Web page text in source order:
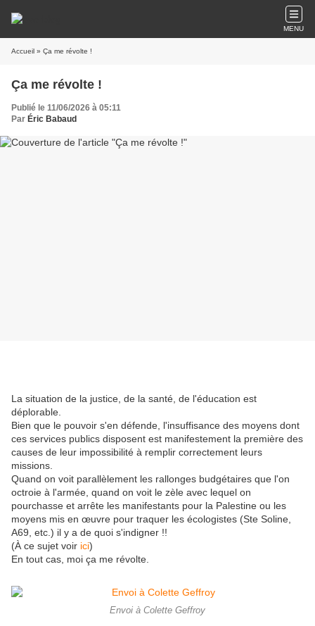
MENU
Accueil » Ça me révolte !
Ça me révolte !
Publié le 11/06/2026 à 05:11
Par Éric Babaud
La situation de la justice, de la santé, de l'éducation est
déplorable.
Bien que le pouvoir s'en défende, l'insuffisance des moyens dont
ces services publics disposent est manifestement la première des
causes de leur impossibilité à remplir correctement leurs
missions.
Quand on voit parallèlement les rallonges budgétaires que l'on
octroie à l'armée, quand on voit le zèle avec lequel on
pourchasse et arrête les manifestants pour la Palestine ou les
moyens mis en œuvre pour traquer les écologistes (Ste Soline,
A69, etc.) il y a de quoi s'indigner !!
(À ce sujet voir ici)
En tout cas, moi ça me révolte.
Envoi à Colette Geffroy